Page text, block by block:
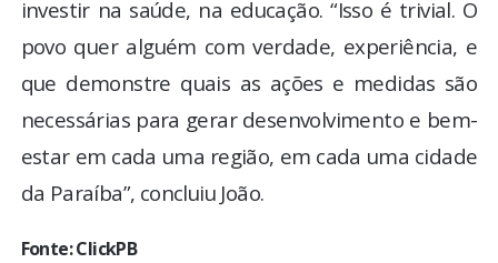
investir na saúde, na educação. “Isso é trivial. O
povo quer alguém com verdade, experiência, e
que demonstre quais as ações e medidas são
necessárias para gerar desenvolvimento e bem-
estar em cada uma região, em cada uma cidade
da Paraíba”, concluiu João.
Fonte: ClickPB